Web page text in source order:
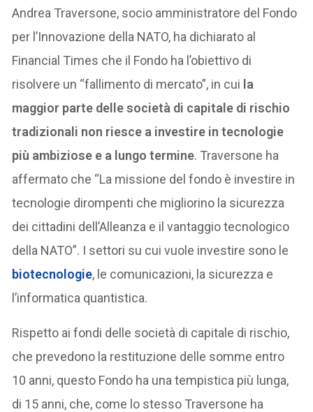
Andrea Traversone, socio amministratore del Fondo
per l’Innovazione della NATO, ha dichiarato al
Financial Times che il Fondo ha l’obiettivo di
risolvere un “fallimento di mercato”, in cui la
maggior parte delle società di capitale di rischio
tradizionali non riesce a investire in tecnologie
più ambiziose e a lungo termine. Traversone ha
affermato che “La missione del fondo è investire in
tecnologie dirompenti che migliorino la sicurezza
dei cittadini dell’Alleanza e il vantaggio tecnologico
della NATO”. I settori su cui vuole investire sono le
biotecnologie, le comunicazioni, la sicurezza e
l’informatica quantistica.
Rispetto ai fondi delle società di capitale di rischio,
che prevedono la restituzione delle somme entro
10 anni, questo Fondo ha una tempistica più lunga,
di 15 anni, che, come lo stesso Traversone ha